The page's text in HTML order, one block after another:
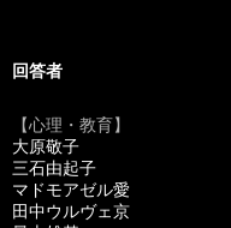
回答者
【心理・教育】
大原敬子
三石由起子
マドモアゼル愛
田中ウルヴェ京